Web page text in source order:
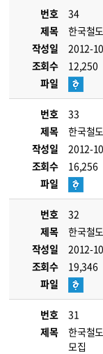
번호
34
제목
한국철
작성일
2012-
조회수
12,250
파일
번호
33
제목
한국철
작성일
2012-
조회수
16,256
파일
번호
32
제목
한국철
작성일
2012-
조회수
19,346
파일
번호
31
제목
한국철
모집